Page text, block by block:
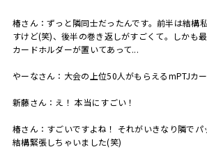
椿さん：ずっと隣同士だったんです。前半は結構
すけど(笑)、後半の巻き返しがすごくて。しかも
カードホルダーが置いてあって...
やーなさん：大会の上位50人がもらえるmPTJカー
新藤さん：え！ 本当にすごい！
椿さん：すごいですよね！ それがいきなり隣でパ
結構緊張しちゃいました(笑)